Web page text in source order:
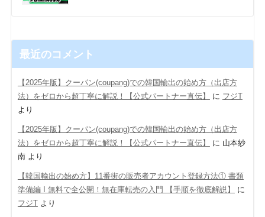
最近のコメント
【2025年版】クーパン(coupang)での韓国輸出の始め方（出店方
法）をゼロから超丁寧に解説！【公式パートナー直伝】
に フジT
より
【2025年版】クーパン(coupang)での韓国輸出の始め方（出店方
法）をゼロから超丁寧に解説！【公式パートナー直伝】
に 山本紗
南より
【韓国輸出の始め方】11番街の販売者アカウント登録方法① 書類
準備編 Ι 無料で全公開！無在庫転売の入門 【手順を徹底解説】
に
フジTより